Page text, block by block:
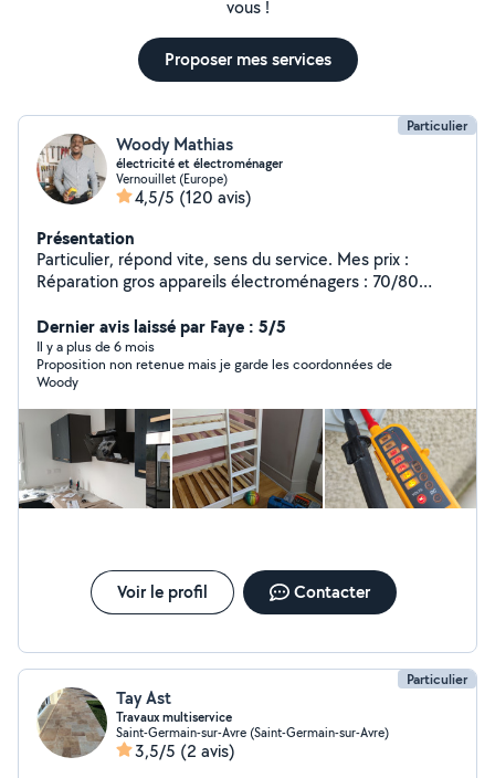
vous !
Proposer mes services
Particulier
Woody Mathias
électricité et électroménager
Vernouillet (Europe)
4,5/5 (120 avis)
Présentation
Particulier, répond vite, sens du service. Mes prix :
Réparation gros appareils électroménagers : 70/80
euros Petits travaux électricité/plomberie : À partir de
80 euros Diagnostics : 25 euros (Dreux/Vernouillet), 35
euros (hors Dreux)
Dernier avis laissé par Faye : 5/5
Il y a plus de 6 mois
Proposition non retenue mais je garde les coordonnées de
Woody
Voir le profil Contacter
Particulier
Tay Ast
Travaux multiservice
Saint-Germain-sur-Avre (Saint-Germain-sur-Avre)
3,5/5 (2 avis)